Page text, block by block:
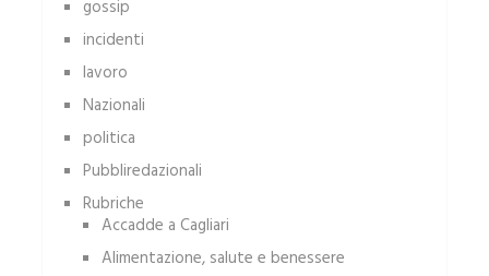
gossip
incidenti
lavoro
Nazionali
politica
Pubbliredazionali
Rubriche
Accadde a Cagliari
Alimentazione, salute e benessere